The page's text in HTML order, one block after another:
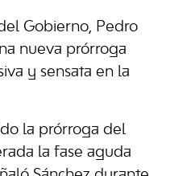
Gobierno, Pedro
nueva prórroga
y sensata en la
la prórroga del
la fase aguda